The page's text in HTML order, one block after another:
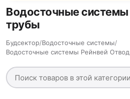
Водосточные
трубы
Будсектор/Водосточные системы/
Водосточные системы Рейнвей